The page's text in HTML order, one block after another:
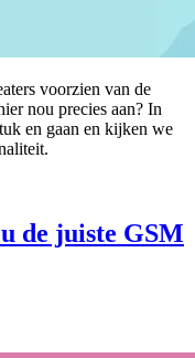
voorzien van de
nou precies aan? In
en gaan en kijken we
de juiste GSM